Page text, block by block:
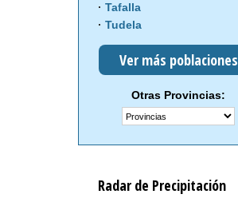
Tafalla
Tudela
Ver más poblaciones
Otras Provincias:
Radar de Precipitación